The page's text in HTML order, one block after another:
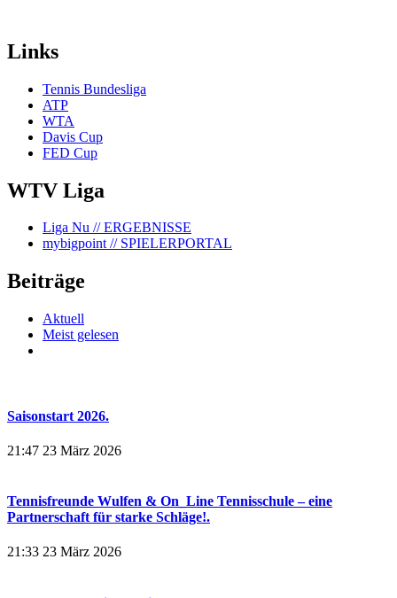
Links
Tennis Bundesliga
ATP
WTA
Davis Cup
FED Cup
WTV Liga
Liga Nu // ERGEBNISSE
mybigpoint// SPIELERPORTAL
Beiträge
Aktuell
Meist gelesen
Saisonstart 2026.
21:47 23 März 2026
Tennisfreunde Wulfen & On_Line Tennisschule – eine
Partnerschaft für starke Schläge!.
21:33 23 März 2026